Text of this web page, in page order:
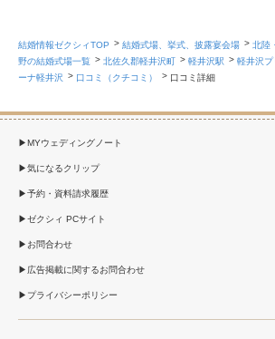
結婚情報ゼクシィTOP 結婚式場、挙式、披露宴会場 北陸
野の結婚式場一覧
北佐久郡軽井沢町 軽井沢駅
軽井沢
ーナ軽井沢
口コミ（クチコミ） 口コミ詳細
MYウェディングノート
気になるクリップ
予約・資料請求履歴
ゼクシィ PCサイト
お問合わせ
広告掲載に関するお問合わせ
プライバシーポリシー